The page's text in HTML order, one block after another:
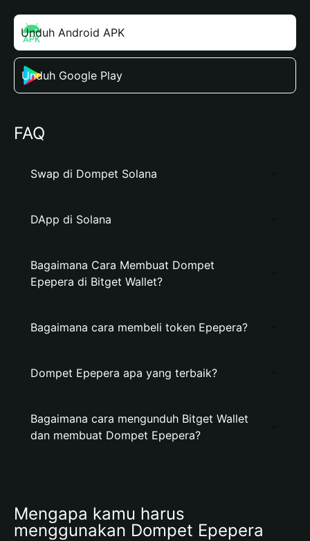
Unduh Android APK
Unduh Google Play
FAQ
Swap di Dompet Solana
DApp di Solana
Bagaimana Cara Membuat Dompet
Epepera di Bitget Wallet?
Bagaimana cara membeli token Epepera?
Dompet Epepera apa yang terbaik?
Bagaimana cara mengunduh Bitget Wallet
dan membuat Dompet Epepera?
Mengapa kamu harus
menggunakan Dompet Epepera